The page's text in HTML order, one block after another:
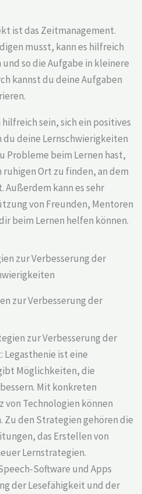
ist das Zeitmanagement.
musst, kann es hilfreich
so die Aufgabe in kleinere
kannst du deine Aufgaben
sein, sich ein positives
du deine Lernschwierigkeiten
Probleme beim Lernen hast,
ruhigen Ort zu finden, an dem
kann es sehr
von Freunden, Mentoren
beim Lernen helfen können.
zur Verbesserung der
zur Verbesserung der
Legasthenie ist eine
Möglichkeiten, die
Mit konkreten
von Technologien können
Zu den Strategien gehören die
das Erstellen von
Lernstrategien.
Software und Apps
der Lesefähigkeit und der